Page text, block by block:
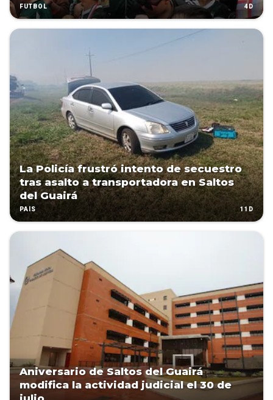
FÚTBOL 4D
La Policía frustró intento de secuestro
tras asalto a transportadora en Saltos
del Guairá
PAÍS 11D
Aniversario de Saltos del Guairá
modifica la actividad judicial el 30 de